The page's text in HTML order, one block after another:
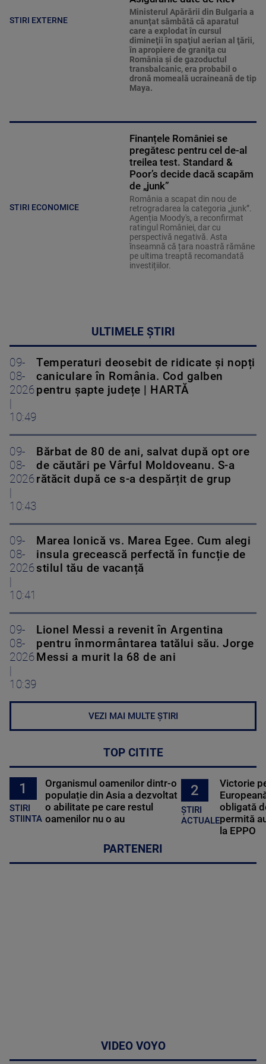
STIRI EXTERNE
Ministerul Apărării din Bulgaria a
anunţat sâmbătă că aparatul
care a explodat în cursul
dimineţii în spaţiul aerian al ţării,
în apropiere de graniţa cu
România şi de gazoductul
transbalcanic, era probabil o
dronă momeală ucraineană de tip
Maya.
STIRI ECONOMICE
Finanțele României se
pregătesc pentru cel de-al
treilea test. Standard &
Poor’s decide dacă scapăm
de „junk”
România a scapat din nou de
retrogradarea la categoria „junk”.
Agenția Moody's, a reconfirmat
ratingul României, dar cu
perspectivă negativă. Asta
înseamnă că țara noastră rămâne
pe ultima treaptă recomandată
investițiilor.
ULTIMELE ȘTIRI
09-
08-
2026
10:49
Temperaturi deosebit de ridicate și nopți
caniculare în România. Cod galben
pentru șapte județe | HARTĂ
09-
08-
2026
10:43
Bărbat de 80 de ani, salvat după opt ore
de căutări pe Vârful Moldoveanu. S-a
rătăcit după ce s-a despărțit de grup
09-
08-
2026
10:41
Marea Ionică vs. Marea Egee. Cum alegi
insula grecească perfectă în funcție de
stilul tău de vacanță
09-
08-
2026
10:39
Lionel Messi a revenit în Argentina
pentru înmormântarea tatălui său. Jorge
Messi a murit la 68 de ani
VEZI MAI MULTE ȘTIRI
TOP CITITE
1
STIRI
STIINTA
Organismul oamenilor dintr-o
populație din Asia a dezvoltat
o abilitate pe care restul
oamenilor nu o au
2
ȘTIRI
ACTUALE
Victorie
obligată
permită
la EPPO
PARTENERI
VIDEO VOYO